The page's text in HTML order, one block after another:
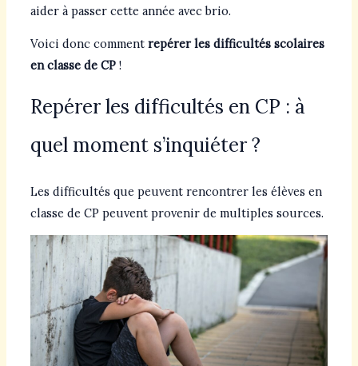
aider à passer cette année avec brio.
Voici donc comment repérer les difficultés scolaires
en classe de CP!
Repérer les difficultés en CP : à
quel moment s’inquiéter ?
Les difficultés que peuvent rencontrer les élèves en
classe de CP peuvent provenir de multiples sources.